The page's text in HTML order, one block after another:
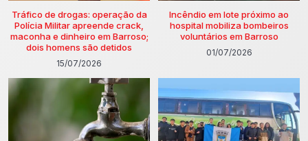
Tráfico de drogas: operação da
Polícia Militar apreende crack,
maconha e dinheiro em Barroso;
dois homens são detidos
15/07/2026
Incêndio em lote próximo ao
hospital mobiliza bombeiros
voluntários em Barroso
01/07/2026